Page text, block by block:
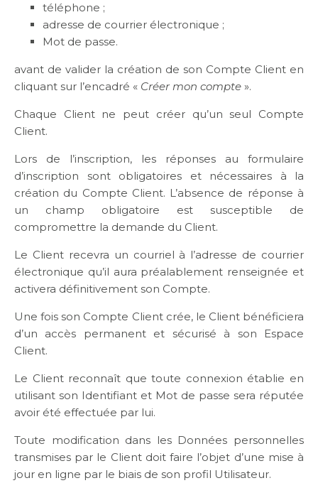
téléphone ;
adresse de courrier électronique ;
Mot de passe.
avant de valider la création de son Compte Client en
cliquant sur l’encadré « Créer mon compte ».
Chaque Client ne peut créer qu’un seul Compte
Client.
Lors de l’inscription, les réponses au formulaire
d’inscription sont obligatoires et nécessaires à la
création du Compte Client. L’absence de réponse à
un champ obligatoire est susceptible de
compromettre la demande du Client.
Le Client recevra un courriel à l’adresse de courrier
électronique qu’il aura préalablement renseignée et
activera définitivement son Compte.
Une fois son Compte Client crée, le Client bénéficiera
d’un accès permanent et sécurisé à son Espace
Client.
Le Client reconnaît que toute connexion établie en
utilisant son Identifiant et Mot de passe sera réputée
avoir été effectuée par lui.
Toute modification dans les Données personnelles
transmises par le Client doit faire l’objet d’une mise à
jour en ligne par le biais de son profil Utilisateur.